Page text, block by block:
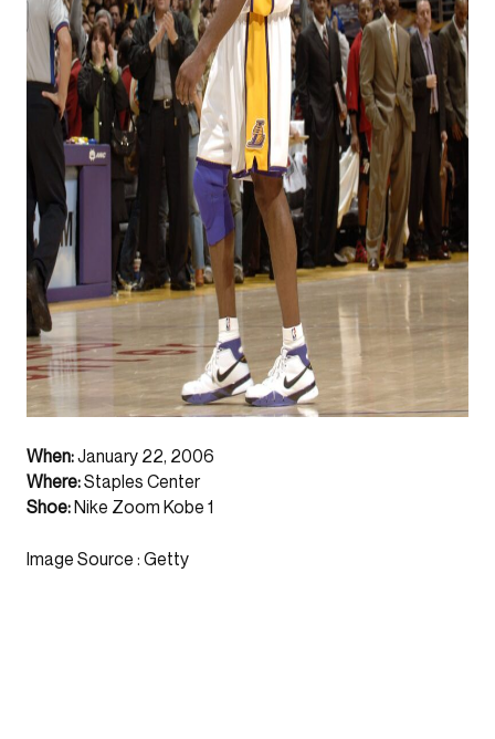
When:January 22, 2006
Where:Staples Center
Shoe:Nike Zoom Kobe 1
Image Source : Getty